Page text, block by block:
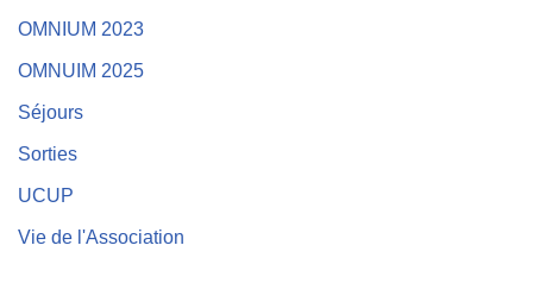
OMNIUM 2023
OMNUIM 2025
Séjours
Sorties
UCUP
Vie de l'Association